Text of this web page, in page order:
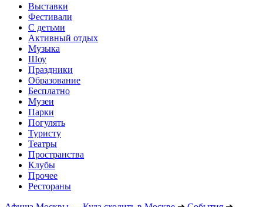
Выставки
Фестивали
С детьми
Активный отдых
Музыка
Шоу
Праздники
Образование
Бесплатно
Музеи
Парки
Погулять
Туристу
Театры
Пространства
Клубы
Прочее
Рестораны